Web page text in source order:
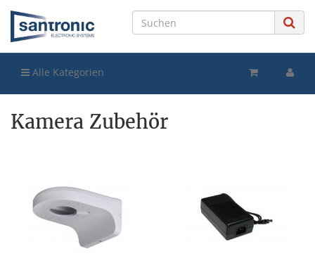
Alle Kategorien
Kamera Zubehör